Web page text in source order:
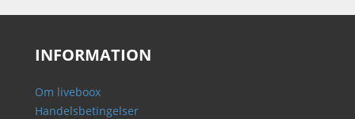
INFORMATION
Om liveboox
Handelsbetingelser